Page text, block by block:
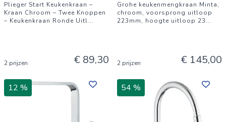
Plieger Start Keukenkraan –
Kraan Chroom – Twee Knoppen
– Keukenkraan Ronde Uitl...
2 prijzen € 89,30
Grohe keukenmengkraan Minta,
chroom, voorsprong uitloop
223mm, hoogte uitloop 23...
2 prijzen € 145,00
12 % 54 %